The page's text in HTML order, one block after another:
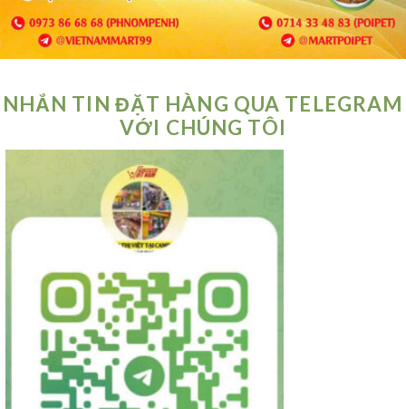
NHẮN TIN ĐẶT HÀNG QUA TELEGRAM
VỚI CHÚNG TÔI